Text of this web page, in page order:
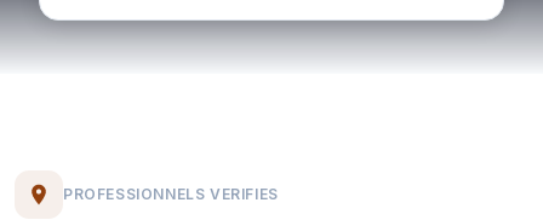
PROFESSIONNELS VERIFIES